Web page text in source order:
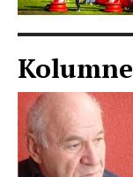
Kolumne